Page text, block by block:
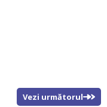
Vezi următorul